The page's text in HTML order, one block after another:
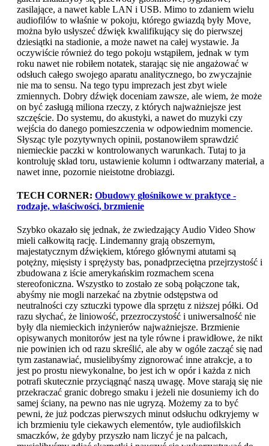
zasilające, a nawet kable LAN i USB. Mimo to zdaniem wielu
audiofilów to właśnie w pokoju, którego gwiazdą były Move,
można było usłyszeć dźwięk kwalifikujący się do pierwszej
dziesiątki na stadionie, a może nawet na całej wystawie. Ja
oczywiście również do tego pokoju wstąpiłem, jednak w tym
roku nawet nie robiłem notatek, starając się nie angażować w
odsłuch całego swojego aparatu analitycznego, bo zwyczajnie
nie ma to sensu. Na tego typu imprezach jest zbyt wiele
zmiennych. Dobry dźwięk doceniam zawsze, ale wiem, że może
on być zasługą miliona rzeczy, z których najważniejsze jest
szczęście. Do systemu, do akustyki, a nawet do muzyki czy
wejścia do danego pomieszczenia w odpowiednim momencie.
Słysząc tyle pozytywnych opinii, postanowiłem sprawdzić
niemieckie paczki w kontrolowanych warunkach. Tutaj to ja
kontroluję skład toru, ustawienie kolumn i odtwarzany materiał, a
nawet inne, pozornie nieistotne drobiazgi.
TECH CORNER: Obudowy głośnikowe w praktyce -
rodzaje, właściwości, brzmienie
Szybko okazało się jednak, że zwiedzający Audio Video Show
mieli całkowitą rację. Lindemanny grają obszernym,
majestatycznym dźwiękiem, którego głównymi atutami są
potężny, mięsisty i sprężysty bas, ponadprzeciętna przejrzystość i
zbudowana z iście amerykańskim rozmachem scena
stereofoniczna. Wszystko to zostało ze sobą połączone tak,
abyśmy nie mogli narzekać na zbytnie odstępstwa od
neutralności czy sztuczki typowe dla sprzętu z niższej półki. Od
razu słychać, że liniowość, przezroczystość i uniwersalność nie
były dla niemieckich inżynierów najważniejsze. Brzmienie
opisywanych monitorów jest na tyle równe i prawidłowe, że nikt
nie powinien ich od razu skreślić, ale aby w ogóle zacząć się nad
tym zastanawiać, musielibyśmy zignorować inne atrakcje, a to
jest po prostu niewykonalne, bo jest ich w opór i każda z nich
potrafi skutecznie przyciągnąć naszą uwagę. Move starają się nie
przekraczać granic dobrego smaku i jeżeli nie dosuniemy ich do
samej ściany, na pewno nas nie ugryzą. Możemy za to być
pewni, że już podczas pierwszych minut odsłuchu odkryjemy w
ich brzmieniu tyle ciekawych elementów, tyle audiofilskich
smaczków, że gdyby przyszło nam liczyć je na palcach,